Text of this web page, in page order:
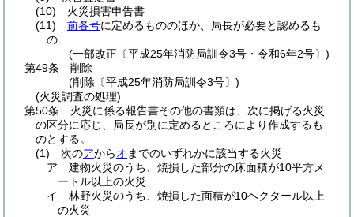
(10)
火災損害申告書
(11)
前各号に定めるもののほか、局長が必要と認めるも
の
(一部改正〔平成25年消防局訓令3号・令和6年2号〕)
第49条
削除
(削除〔平成25年消防局訓令3号〕)
(火災調査の処理)
第50条
火災に係る報告書その他の書類は、次に掲げる火災
の区分に応じ、局長が別に定めるところにより作成するも
のとする。
(1)
次のアからオ までのいずれかに該当する火災
ア
建物火災のうち、焼損した部分の床面積が10平方メ
ートル以上の火災
イ
林野火災のうち、焼損した面積が10ヘクタール以上
の火災